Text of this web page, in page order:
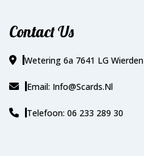
Contact Us
Wetering 6a 7641 LG Wierden
Email: Info@scards.nl
Telefoon: 06 233 289 30